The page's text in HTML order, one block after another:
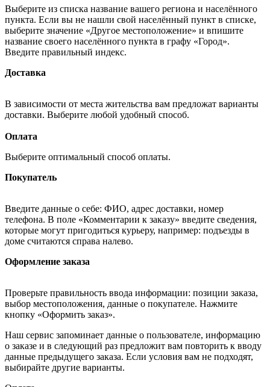
Выберите из списка название вашего региона и населённого
пункта. Если вы не нашли свой населённый пункт в списке,
выберите значение «Другое местоположение» и впишите
название своего населённого пункта в графу «Город».
Введите правильный индекс.
Доставка
В зависимости от места жительства вам предложат варианты
доставки. Выберите любой удобный способ.
Оплата
Выберите оптимальный способ оплаты.
Покупатель
Введите данные о себе: ФИО, адрес доставки, номер
телефона. В поле «Комментарии к заказу» введите сведения,
которые могут пригодиться курьеру, например: подъезды в
доме считаются справа налево.
Оформление заказа
Проверьте правильность ввода информации: позиции заказа,
выбор местоположения, данные о покупателе. Нажмите
кнопку «Оформить заказ».
Наш сервис запоминает данные о пользователе, информацию
о заказе и в следующий раз предложит вам повторить к вводу
данные предыдущего заказа. Если условия вам не подходят,
выбирайте другие варианты.